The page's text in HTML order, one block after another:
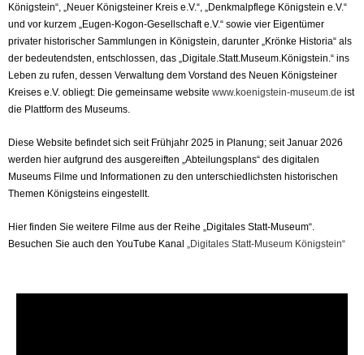
Königstein“, „Neuer Königsteiner Kreis e.V.“, „Denkmalpflege Königstein e.V.“
und vor kurzem „Eugen-Kogon-Gesellschaft e.V.“ sowie vier Eigentümer
privater historischer Sammlungen in Königstein, darunter „Krönke Historia“ als
der bedeutendsten, entschlossen, das „Digitale.Statt.Museum.Königstein.“ ins
Leben zu rufen, dessen Verwaltung dem Vorstand des Neuen Königsteiner
Kreises e.V. obliegt: Die gemeinsame website www.koenigstein-museum.de ist
die Plattform des Museums.
Diese Website befindet sich seit Frühjahr 2025 in Planung; seit Januar 2026
werden hier aufgrund des ausgereiften „Abteilungsplans“ des digitalen
Museums Filme und Informationen zu den unterschiedlichsten historischen
Themen Königsteins eingestellt.
Hier finden Sie weitere Filme aus der Reihe „Digitales Statt-Museum“.
Besuchen Sie auch den YouTube Kanal
„Digitales Statt-Museum Königstein“